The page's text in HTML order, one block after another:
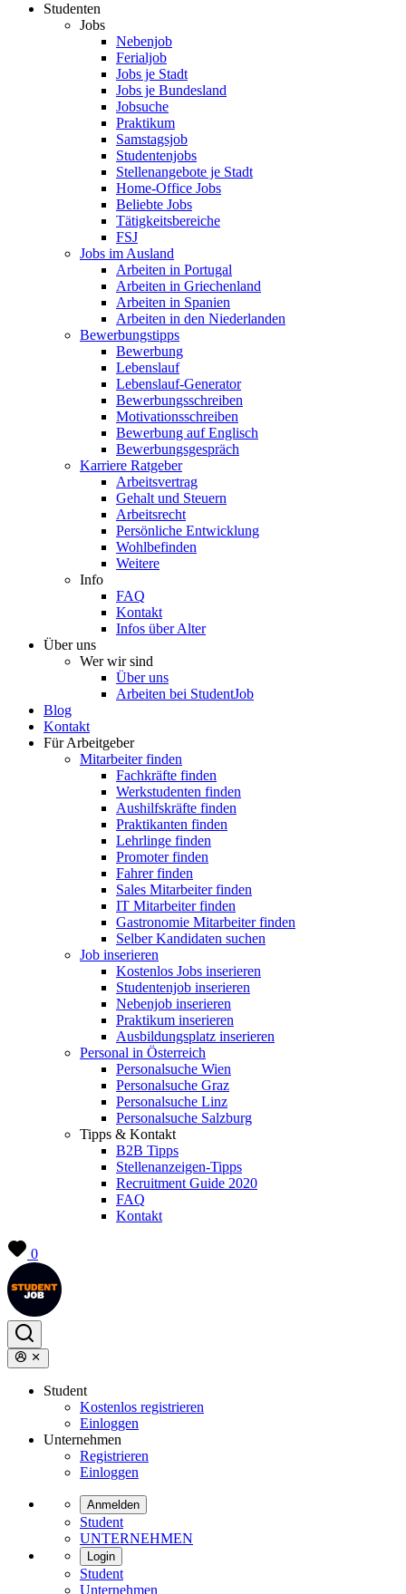
Studenten
Jobs
Nebenjob
Ferialjob
Jobs je Stadt
Jobs je Bundesland
Jobsuche
Praktikum
Samstagsjob
Studentenjobs
Stellenangebote je Stadt
Home-Office Jobs
Beliebte Jobs
Tätigkeitsbereiche
FSJ
Jobs im Ausland
Arbeiten in Portugal
Arbeiten in Griechenland
Arbeiten in Spanien
Arbeiten in den Niederlanden
Bewerbungstipps
Bewerbung
Lebenslauf
Lebenslauf-Generator
Bewerbungsschreiben
Motivationsschreiben
Bewerbung auf Englisch
Bewerbungsgespräch
Karriere Ratgeber
Arbeitsvertrag
Gehalt und Steuern
Arbeitsrecht
Persönliche Entwicklung
Wohlbefinden
Weitere
Info
FAQ
Kontakt
Infos über Alter
Über uns
Wer wir sind
Über uns
Arbeiten bei StudentJob
Blog
Kontakt
Für Arbeitgeber
Mitarbeiter finden
Fachkräfte finden
Werkstudenten finden
Aushilfskräfte finden
Praktikanten finden
Lehrlinge finden
Promoter finden
Fahrer finden
Sales Mitarbeiter finden
IT Mitarbeiter finden
Gastronomie Mitarbeiter finden
Selber Kandidaten suchen
Job inserieren
Kostenlos Jobs inserieren
Studentenjob inserieren
Nebenjob inserieren
Praktikum inserieren
Ausbildungsplatz inserieren
Personal in Österreich
Personalsuche Wien
Personalsuche Graz
Personalsuche Linz
Personalsuche Salzburg
Tipps & Kontakt
B2B Tipps
Stellenanzeigen-Tipps
Recruitment Guide 2020
FAQ
Kontakt
0
Student
Kostenlos registrieren
Einloggen
Unternehmen
Registrieren
Einloggen
Anmelden
Student
UNTERNEHMEN
Login
Student
Unternehmen